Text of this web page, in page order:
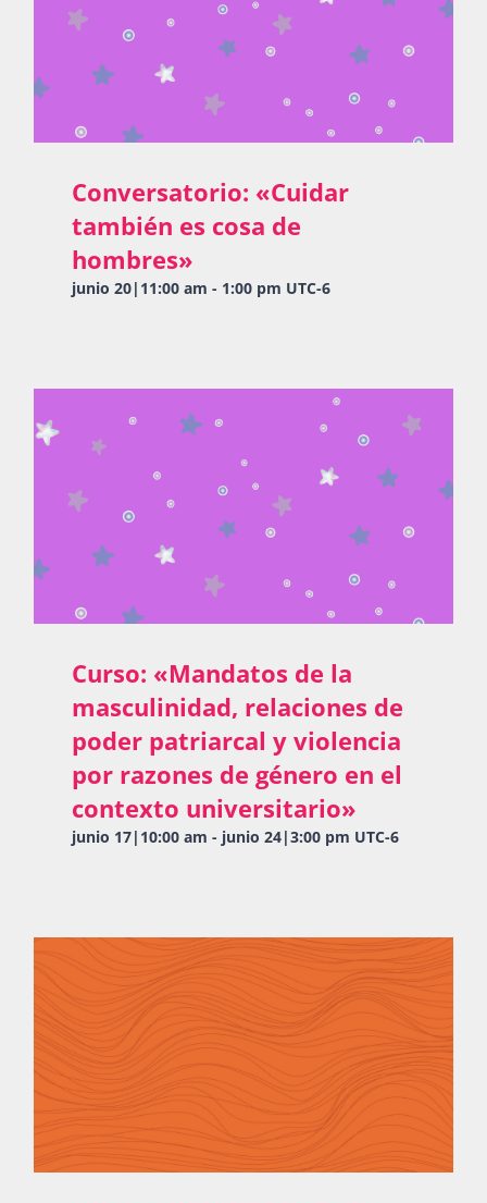
Conversatorio: «Cuidar
también es cosa de
hombres»
junio 20|11:00 am - 1:00 pm UTC-6
Curso: «Mandatos de la
masculinidad, relaciones de
poder patriarcal y violencia
por razones de género en el
contexto universitario»
junio 17|10:00 am - junio 24|3:00 pm UTC-6